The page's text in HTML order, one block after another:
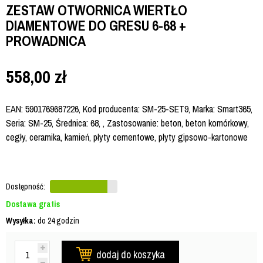
ZESTAW OTWORNICA WIERTŁO
DIAMENTOWE DO GRESU 6-68 +
PROWADNICA
558,00 zł
EAN: 5901769687226, Kod producenta: SM-25-SET9, Marka: Smart365,
Seria: SM-25, Średnica: 68, , Zastosowanie: beton, beton komórkowy,
cegły, ceramika, kamień, płyty cementowe, płyty gipsowo-kartonowe
Dostępność:
Dostawa gratis
Wysyłka: do 24 godzin
dodaj do koszyka